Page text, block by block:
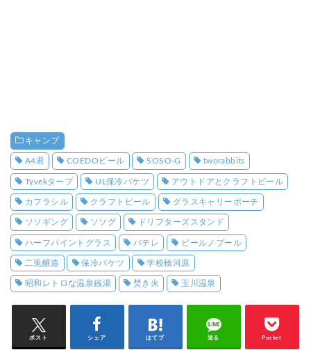
キャンプ
A4君 COEDOビール SOSO-G tworabbits
Tyvekタープ UL保冷バケツ アウトドアとクラフトビール
カフラシル クラフトビール グラスキャリーポーチ
ソソギング ソソグ ドリフターズスタンド
ハーフパイントグラス バテレ ビールノプール
二兎醸造 保冷バケツ 学校橋河原
昭和レトロな温泉銭湯 焚き火 玉川温泉
ポスト シェア はてブ 送る Pocket